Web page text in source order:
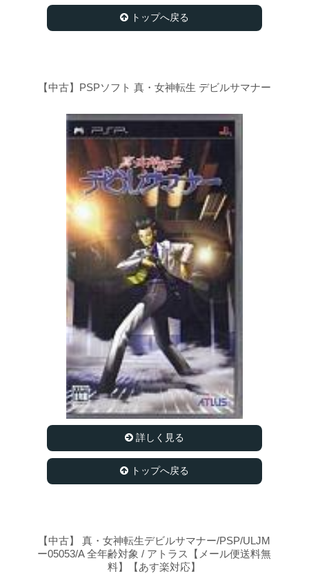
トップへ戻る
【中古】PSPソフト 真・女神転生 デビルサマナー
詳しく見る
トップへ戻る
【中古】 真・女神転生デビルサマナー/PSP/ULJM
ー05053/A 全年齢対象 / アトラス【メール便送料無
料】【あす楽対応】